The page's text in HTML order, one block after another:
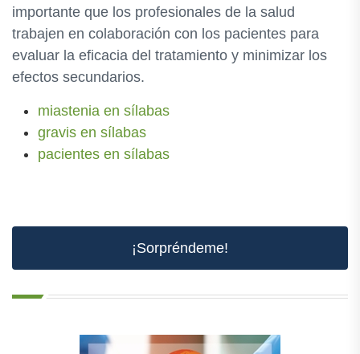
importante que los profesionales de la salud
trabajen en colaboración con los pacientes para
evaluar la eficacia del tratamiento y minimizar los
efectos secundarios.
miastenia en sílabas
gravis en sílabas
pacientes en sílabas
¡Sorpréndeme!